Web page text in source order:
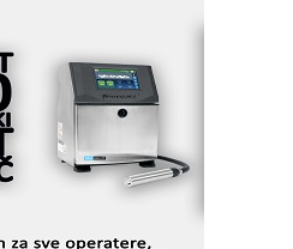
rešenja za
i logističke
preciznosti u
dozirnim